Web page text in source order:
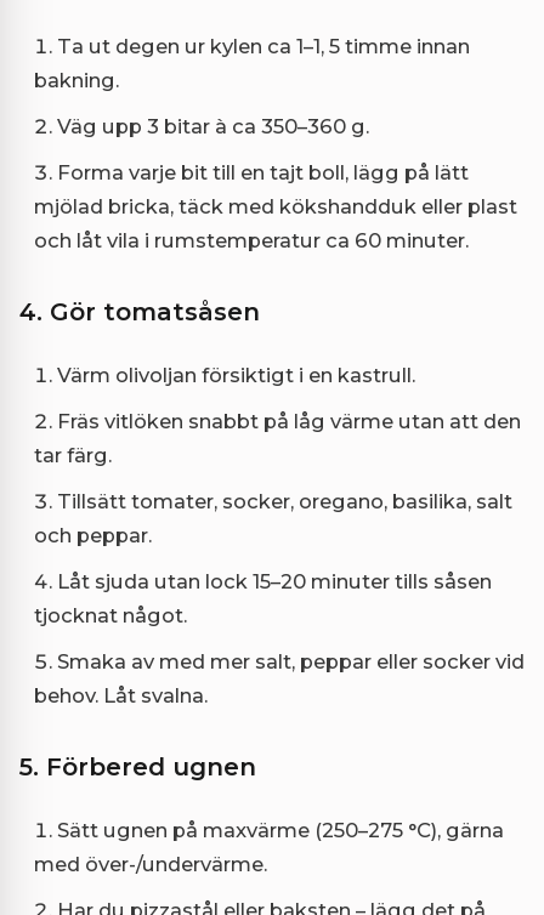
Ta ut degen ur kylen ca 1–1, 5 timme innan
bakning.
Väg upp 3 bitar à ca 350–360 g.
Forma varje bit till en tajt boll, lägg på lätt
mjölad bricka, täck med kökshandduk eller plast
och låt vila i rumstemperatur ca 60 minuter.
4. Gör tomatsåsen
Värm olivoljan försiktigt i en kastrull.
Fräs vitlöken snabbt på låg värme utan att den
tar färg.
Tillsätt tomater, socker, oregano, basilika, salt
och peppar.
Låt sjuda utan lock 15–20 minuter tills såsen
tjocknat något.
Smaka av med mer salt, peppar eller socker vid
behov. Låt svalna.
5. Förbered ugnen
Sätt ugnen på maxvärme (250–275 °C), gärna
med över-/undervärme.